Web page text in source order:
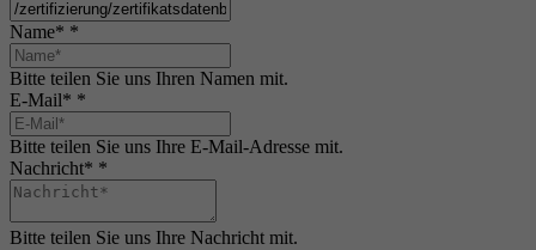
Name* *
Bitte teilen Sie uns Ihren Namen mit.
E-Mail* *
Bitte teilen Sie uns Ihre E-Mail-Adresse mit.
Nachricht* *
Bitte teilen Sie uns Ihre Nachricht mit.